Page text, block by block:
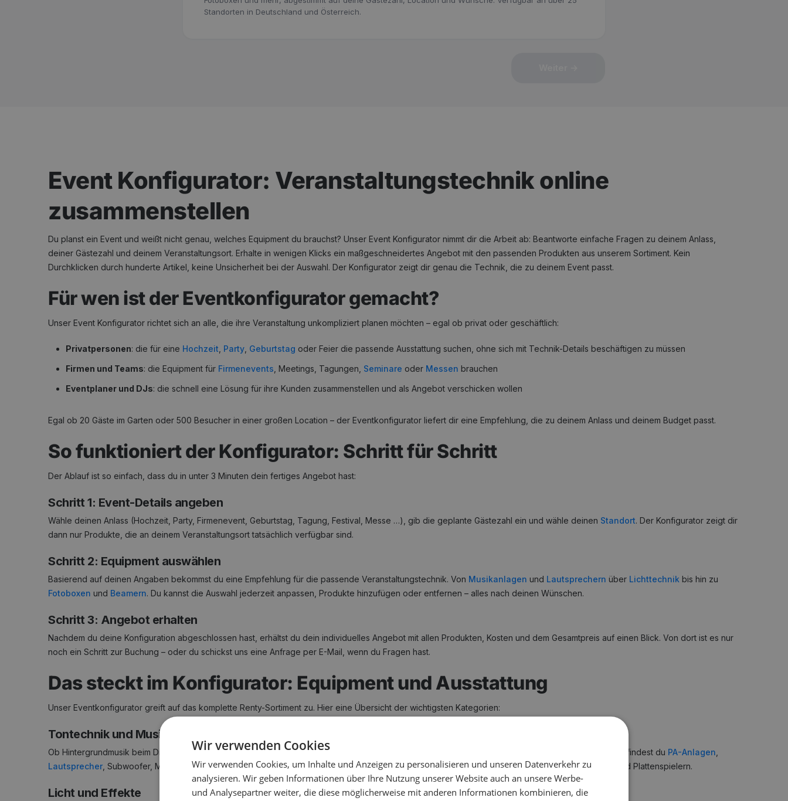
Standorten in Deutschland und Österreich.
Event Konfigurator: Veranstaltungstechnik online
zusammenstellen
Du planst ein Event und weißt nicht genau, welches Equipment du brauchst? Unser Event Konfigurator nimmt dir die Arbeit ab: Beantworte einfache Fragen zu deinem Anlass,
deiner Gästezahl und deinem Veranstaltungsort. Erhalte in wenigen Klicks ein maßgeschneidertes Angebot mit den passenden Produkten aus unserem Sortiment. Kein
Durchklicken durch hunderte Artikel, keine Unsicherheit bei der Auswahl. Der Konfigurator zeigt dir genau die Technik, die zu deinem Event passt.
Für wen ist der Eventkonfigurator gemacht?
Unser Event Konfigurator richtet sich an alle, die ihre Veranstaltung unkompliziert planen möchten – egal ob privat oder geschäftlich:
Privatpersonen: die für eine Hochzeit Party Geburtstag oder Feier die passende Ausstattung suchen, ohne sich mit Technik-Details beschäftigen zu müssen
Firmen und Teams: die Equipment für Firmenevents , Meetings, Tagungen, Seminare oder Messen brauchen
Eventplaner und DJs: die schnell eine Lösung für ihre Kunden zusammenstellen und als Angebot verschicken wollen
Egal ob 20 Gäste im Garten oder 500 Besucher in einer großen Location – der Eventkonfigurator liefert dir eine Empfehlung, die zu deinem Anlass und deinem Budget passt.
So funktioniert der Konfigurator: Schritt für Schritt
Der Ablauf ist so einfach, dass du in unter 3 Minuten dein fertiges Angebot hast:
Schritt 1: Event-Details angeben
Wähle deinen Anlass (Hochzeit, Party, Firmenevent, Geburtstag, Tagung, Festival, Messe …), gib die geplante Gästezahl ein und wähle deinen Standort. Der Konfigurator zeigt dir
dann nur Produkte, die an deinem Veranstaltungsort tatsächlich verfügbar sind.
Schritt 2: Equipment auswählen
Basierend auf deinen Angaben bekommst du eine Empfehlung für die passende Veranstaltungstechnik. Von Musikanlagen und Lautsprechern über Lichttechnik bis hin zu
Fotoboxen und Beamern. Du kannst die Auswahl jederzeit anpassen, Produkte hinzufügen oder entfernen – alles nach deinen Wünschen.
Schritt 3: Angebot erhalten
Nachdem du deine Konfiguration abgeschlossen hast, erhältst du dein individuelles Angebot mit allen Produkten, Kosten und dem Gesamtpreis auf einen Blick. Von dort ist es nur
noch ein Schritt zur Buchung – oder du schickst uns eine Anfrage per E-Mail, wenn du Fragen hast.
Das steckt im Konfigurator: Equipment und Ausstattung
Unser Eventkonfigurator greift auf das komplette Renty-Sortiment zu. Hier eine Übersicht der wichtigsten Kategorien:
Tontechnik und Musik
Ob Hintergrundmusik beim Dinner oder voller DJ-Sound für die Tanzfläche – die richtige Musikanlage ist das Herzstück jedes Events. Im Konfigurator findest du PA-Anlagen
Lautsprecher , Subwoofer, Mischpulte und komplette Komplettpakete für jede Gästezahl. Für DJs gibt es speziellesDJ-Equipmentmit Controllern und Plattenspielern.
Licht und Effekte
Wir verwenden Cookies
Wir verwenden Cookies, um Inhalte und Anzeigen zu personalisieren und unseren Datenverkehr zu
analysieren. Wir geben Informationen über Ihre Nutzung unserer Website auch an unsere Werbe-
und Analysepartner weiter, die diese möglicherweise mit anderen Informationen kombinieren, die